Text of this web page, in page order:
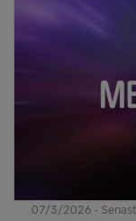
07/3/2026 -